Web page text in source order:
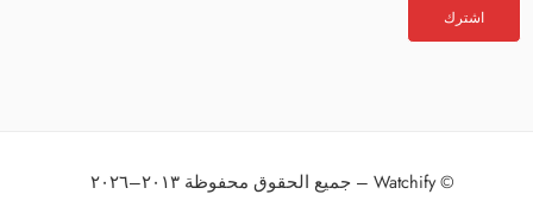
© Watchify – جميع الحقوق محفوظة ٢٠١٣–٢٠٢٦